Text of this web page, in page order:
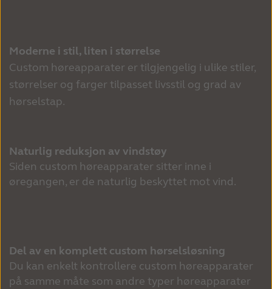
Moderne i stil, liten i størrelse
Custom høreapparater er tilgjengelig i ulike stiler,
størrelser og farger tilpasset livsstil og grad av
hørselstap.
Naturlig reduksjon av vindstøy
Siden custom høreapparater sitter inne i
øregangen, er de naturlig beskyttet mot vind.
Del av en komplett custom hørselsløsning
Du kan enkelt kontrollere custom høreapparater
på samme måte som andre typer høreapparater